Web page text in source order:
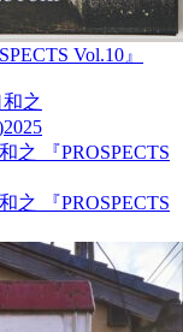
Vol.10』
和之
2025
之 『PROSPECTS
之 『PROSPECTS